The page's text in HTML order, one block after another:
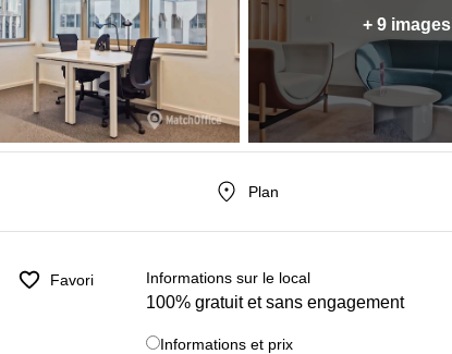
+ 9 images
Plan
Favori Informations sur le local
100% gratuit et sans engagement
Informations et prix